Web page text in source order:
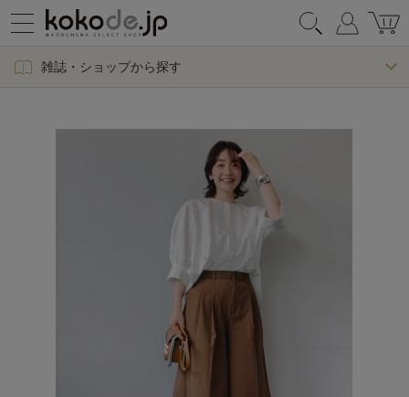
雑誌・ショップから探す